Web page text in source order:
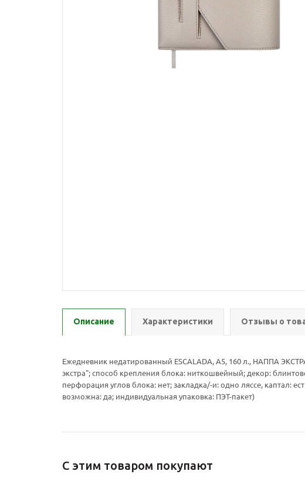
Описание Характеристики Отзывы о
Ежедневник недатированный ESCALADA, А5, 160 л., НАППА
экстра"; способ крепления блока: ниткошвейный; декор:
перфорация углов блока: нет; закладка/-и: одно ляссе, каптал:
возможна: да; индивидуальная упаковка: ПЭТ-пакет)
С этим товаром покупают